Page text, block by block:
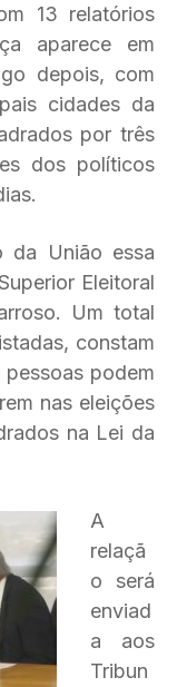
13 relatórios
aparece em
depois, com
cidades da
por três
dos políticos
da União essa
Eleitoral
Um total
constam
podem
nas eleições
na Lei da
A
relaçã
o será
enviad
a aos
Tribun